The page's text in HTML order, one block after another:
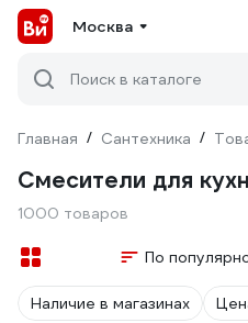
Москва
Поиск в каталоге
Главная / Сантехника /
Смесители для
1000 товаров
По
Наличие в магазинах